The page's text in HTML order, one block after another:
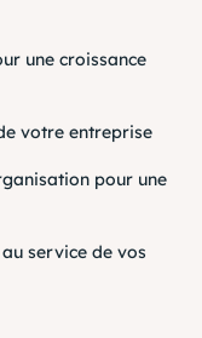
une croissance
votre entreprise
pour une
service de vos